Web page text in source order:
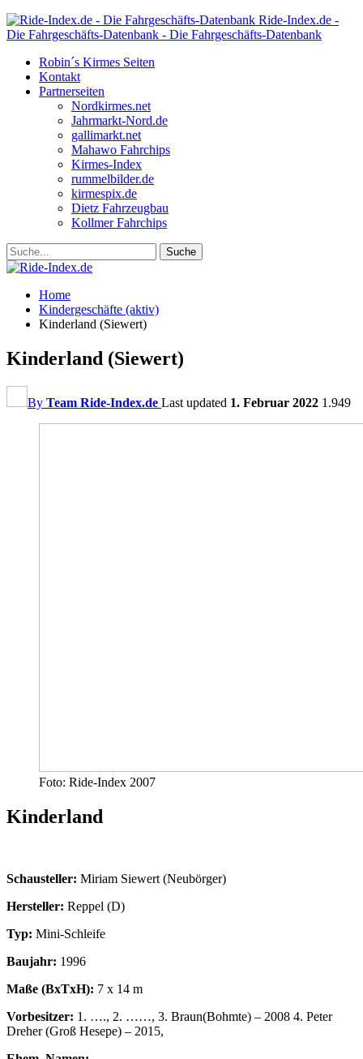
Ride-Index.de -
Die Fahrgeschäfts-Datenbank - Die Fahrgeschäfts-Datenbank
Robin´s Kirmes Seiten
Kontakt
Partnerseiten
Nordkirmes.net
Jahrmarkt-Nord.de
gallimarkt.net
Mahawo Fahrchips
Kirmes-Index
rummelbilder.de
kirmespix.de
Dietz Fahrzeugbau
Kollmer Fahrchips
Home
Kindergeschäfte (aktiv)
Kinderland (Siewert)
Kinderland (Siewert)
By Team Ride-Index.de Last updated 1. Februar 2022 1.949
Foto: Ride-Index 2007
Kinderland
Schausteller: Miriam Siewert (Neubörger)
Hersteller: Reppel (D)
Typ: Mini-Schleife
Baujahr: 1996
Maße (BxTxH): 7 x 14 m
Vorbesitzer: 1. …., 2. ……, 3. Braun(Bohmte) – 2008 4. Peter
Dreher (Groß Hesepe) – 2015,